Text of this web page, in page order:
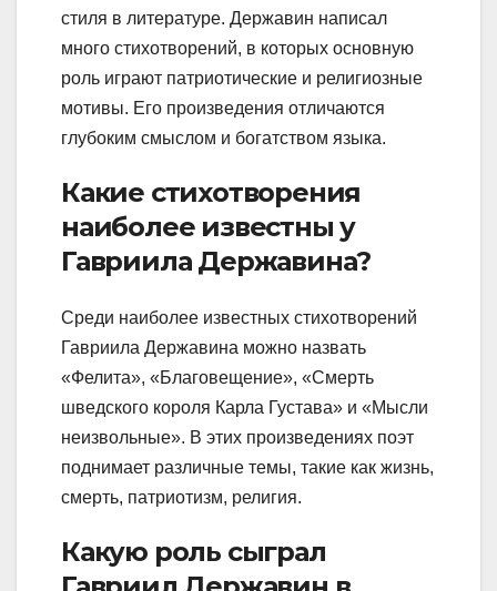
стиля в литературе. Державин написал
много стихотворений, в которых основную
роль играют патриотические и религиозные
мотивы. Его произведения отличаются
глубоким смыслом и богатством языка.
Какие стихотворения
наиболее известны у
Гавриила Державина?
Среди наиболее известных стихотворений
Гавриила Державина можно назвать
«Фелита», «Благовещение», «Смерть
шведского короля Карла Густава» и «Мысли
неизвольные». В этих произведениях поэт
поднимает различные темы, такие как жизнь,
смерть, патриотизм, религия.
Какую роль сыграл